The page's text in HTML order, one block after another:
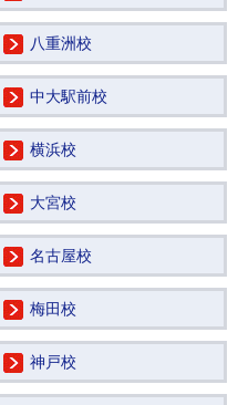
八重洲校
中大駅前校
横浜校
大宮校
名古屋校
梅田校
神戸校